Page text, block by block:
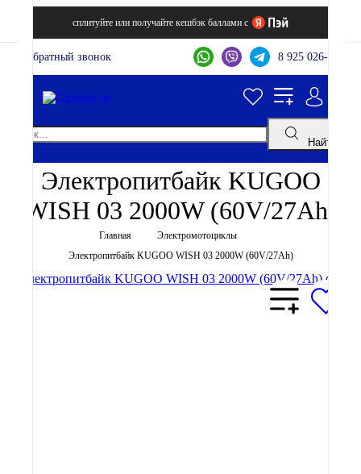
сплитуйте или получайте кешбэк баллами с
Обратный звонок 8 925 026-44-22
Найти
Электропитбайк KUGOO
WISH 03 2000W (60V/27Ah)
Главная
Электромотоциклы
Электропитбайк KUGOO WISH 03 2000W (60V/27Ah)